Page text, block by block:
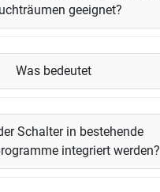
geeignet?
Was bedeutet
Schalter in bestehende
integriert werden?